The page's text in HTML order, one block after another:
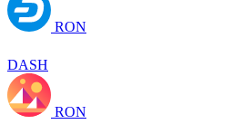
RON
DASH
RON